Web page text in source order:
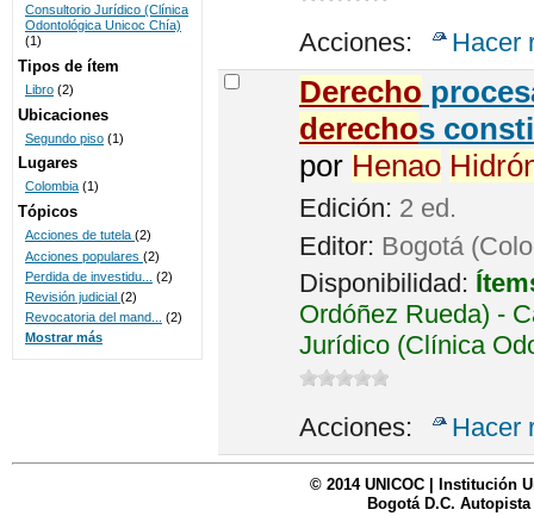
Acciones: Hacer
Derecho
derechos
por Henao
Edición: 2 ed.
Editor: Bogotá
Disponibilidad:
Ordóñez Rueda) -
Jurídico (Clínica
Acciones: Hacer
Consultorio Jurídico (Clínica
Odontológica Unicoc Chía)
(1)
Tipos de ítem
Libro (2)
Ubicaciones
Segundo piso (1)
Lugares
Colombia (1)
Tópicos
Acciones de tutela (2)
Acciones populares (2)
Perdida de investidu...
(2)
Revisión judicial (2)
Revocatoria del mand...
(2)
Mostrar más
© 2014 UNICOC | Institución
Bogotá D.C. Autopista